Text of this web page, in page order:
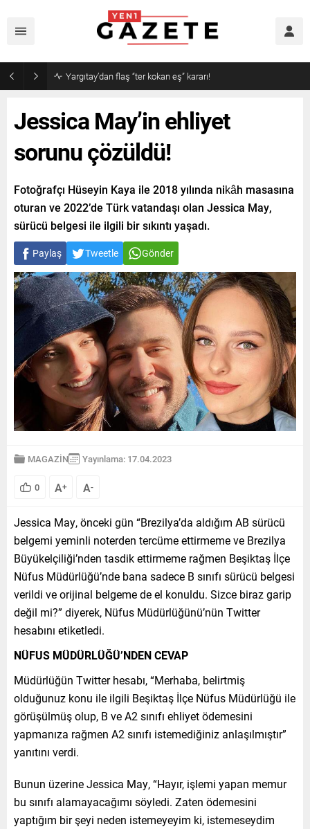
Yargıtay’dan flaş “ter kokan eş” kararı!
Jessica May’in ehliyet
sorunu çözüldü!
Fotoğrafçı Hüseyin Kaya ile 2018 yılında nikâh masasına
oturan ve 2022’de Türk vatandaşı olan Jessica May,
sürücü belgesi ile ilgili bir sıkıntı yaşadı.
Paylaş Tweetle Gönder
MAGAZİN Yayınlama: 17.04.2023
0 A+ A-
Jessica May, önceki gün “Brezilya’da aldığım AB sürücü
belgemi yeminli noterden tercüme ettirmeme ve Brezilya
Büyükelçiliği’nden tasdik ettirmeme rağmen Beşiktaş İlçe
Nüfus Müdürlüğü’nde bana sadece B sınıfı sürücü belgesi
verildi ve orijinal belgeme de el konuldu. Sizce biraz garip
değil mi?” diyerek, Nüfus Müdürlüğünü’nün Twitter
hesabını etiketledi.
NÜFUS MÜDÜRLÜĞÜ’NDEN CEVAP
Müdürlüğün Twitter hesabı, “Merhaba, belirtmiş
olduğunuz konu ile ilgili Beşiktaş İlçe Nüfus Müdürlüğü ile
görüşülmüş olup, B ve A2 sınıfı ehliyet ödemesini
yapmanıza rağmen A2 sınıfı istemediğiniz anlaşılmıştır”
yanıtını verdi.
Bunun üzerine Jessica May, “Hayır, işlemi yapan memur
bu sınıfı alamayacağımı söyledi. Zaten ödemesini
yaptığım bir şeyi neden istemeyeyim ki, istemeseydim